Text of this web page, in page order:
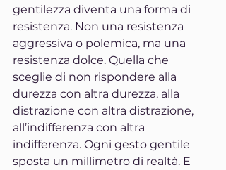
gentilezza diventa una forma di
resistenza. Non una resistenza
aggressiva o polemica, ma una
resistenza dolce. Quella che
sceglie di non rispondere alla
durezza con altra durezza, alla
distrazione con altra distrazione,
all’indifferenza con altra
indifferenza. Ogni gesto gentile
sposta un millimetro di realtà. E